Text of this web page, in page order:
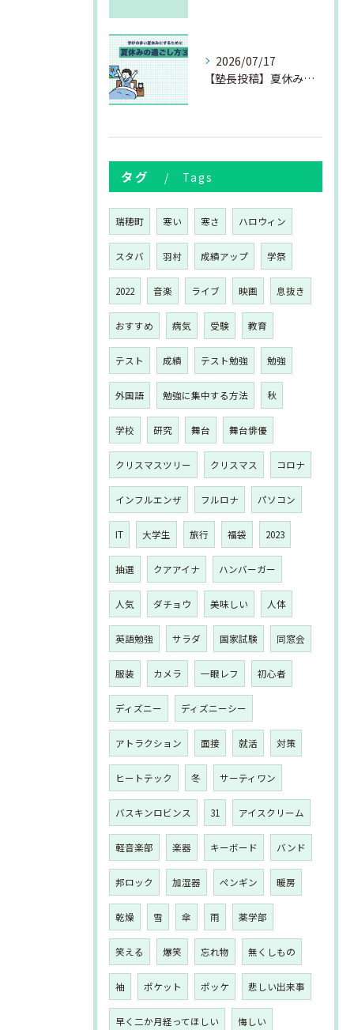
2026/07/17
【塾長投稿】夏休みの過ごし方③
タグ Tags
瑞穂町 寒い 寒さ ハロウィン
スタバ 羽村 成績アップ 学祭
2022 音楽 ライブ 映画 息抜き
おすすめ 病気 受験 教育
テスト 成績 テスト勉強 勉強
外国語 勉強に集中する方法 秋
学校 研究 舞台 舞台俳優
クリスマスツリー クリスマス コロナ
インフルエンザ フルロナ パソコン
IT 大学生 旅行 福袋 2023
抽選 クアアイナ ハンバーガー
人気 ダチョウ 美味しい 人体
英語勉強 サラダ 国家試験 同窓会
服装 カメラ 一眼レフ 初心者
ディズニー ディズニーシー
アトラクション 面接 就活 対策
ヒートテック 冬 サーティワン
バスキンロビンス 31 アイスクリーム
軽音楽部 楽器 キーボード バンド
邦ロック 加湿器 ペンギン 暖房
乾燥 雪 傘 雨 薬学部
笑える 爆笑 忘れ物 無くしもの
袖 ポケット ポッケ 悲しい出来事
早く二か月経ってほしい 悔しい